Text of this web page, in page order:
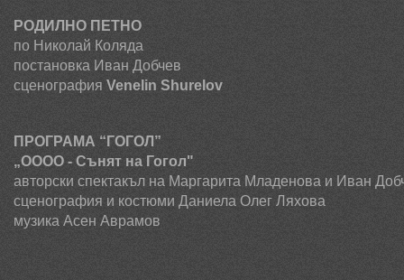
РОДИЛНО ПЕТНО
по Николай Коляда
постановка Иван Добчев
сценография Venelin Shurelov
ПРОГРАМА “ГОГОЛ”
„ОООО - Сънят на Гогол"
авторски спектакъл на Маргарита Младенова и Иван
сценография и костюми Даниела Олег Ляхова
музика Асен Аврамов